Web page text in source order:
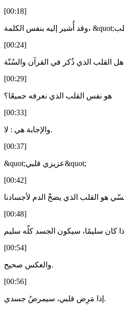
[00:18]
[00:24]
هل القلب الذي ذُكر في القرآن والسُنّة
[00:29]
هو نفس القلب الذي نعرفه جميعًا؟
[00:33]
والإجابة هي : لا.
[00:37]
&quot;عزيزي قلبي&quot;
[00:42]
[00:48]
[00:54]
والعكس صحيح.
[00:56]
إذا مَرِض قلبي، سيمرضُ جسدي.